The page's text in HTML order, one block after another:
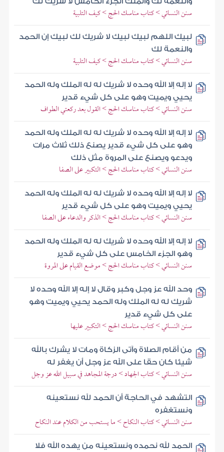
سنن النسائي > كتاب مناسك الحج > كيف التلبية
لبيك اللهم لبيك لبيك لا شريك لك لبيك إن الحمد
والنعمة لك
سنن النسائي > كتاب مناسك الحج > كيف التلبية
لا إله إلا الله وحده لا شريك له له الملك وله الحمد
يحيي ويميت وهو على كل شيء قدير
سنن النسائي > كتاب مناسك الحج > القول بعد ركعتي الطواف
لا إله إلا الله وحده لا شريك له له الملك وله الحمد
وهو على كل شيء قدير يصنع ذلك ثلاث مرات
ويدعو ويصنع على المروة مثل ذلك
سنن النسائي > كتاب مناسك الحج > التكبير على الصفا
لا إله إلا الله وحده لا شريك له له الملك وله الحمد
يحيي ويميت وهو على كل شيء قدير
سنن النسائي > كتاب مناسك الحج > الذكر والدعاء على الصفا
لا إله إلا الله وحده لا شريك له له الملك وله الحمد
وهو الجزء الخامس على كل شيء قدير
سنن النسائي > كتاب مناسك الحج > موضع القيام على المروة
وحد الله عز وجل وكبر وقال لا إله إلا الله وحده لا
شريك له له الملك وله الحمد يحيي ويميت وهو
على كل شيء قدير
سنن النسائي > كتاب مناسك الحج > التكبير عليها
من أقام الصلاة وآتى الزكاة ومات لا يشرك بالله
شيئا كان حقا على الله عز وجل أن يغفر له
سنن النسائي > كتاب الجهاد > درجة المجاهد في سبيل الله عز وجل
التشهد في الحاجة أن الحمد لله نستعينه
ونستغفره
سنن النسائي > كتاب النكاح > ما يستحب من الكلام عند النكاح
الحمد لله نحمده ونستعينه من يهده الله فلا